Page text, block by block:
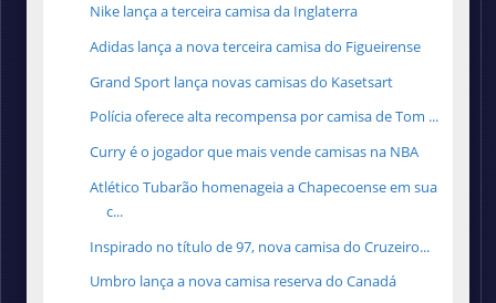
Nike lança a terceira camisa da Inglaterra
Adidas lança a nova terceira camisa do Figueirense
Grand Sport lança novas camisas do Kasetsart
Polícia oferece alta recompensa por camisa de Tom ...
Curry é o jogador que mais vende camisas na NBA
Atlético Tubarão homenageia a Chapecoense em sua
c...
Inspirado no título de 97, nova camisa do Cruzeiro...
Umbro lança a nova camisa reserva do Canadá